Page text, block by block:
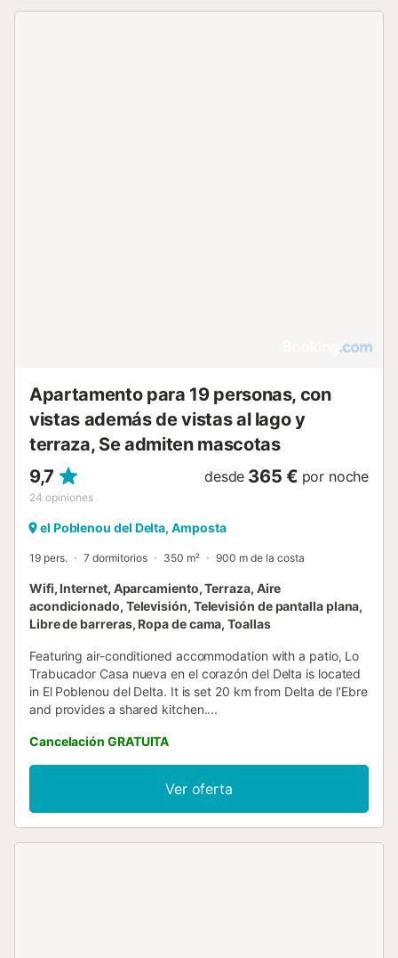
Apartamento para 19 personas, con
vistas además de vistas al lago y
terraza, Se admiten mascotas
9,7
24 opiniones
desde 365 € por noche
el Poblenou del Delta, Amposta
19 pers. 7 dormitorios 350 m² 900 m de la costa
Wifi, Internet, Aparcamiento, Terraza, Aire
acondicionado, Televisión, Televisión de pantalla plana,
Libre de barreras, Ropa de cama, Toallas
Featuring air-conditioned accommodation with a patio, Lo
Trabucador Casa nueva en el corazón del Delta is located
in El Poblenou del Delta. It is set 20 km from Delta de l'Ebre
and provides a shared kitchen....
Cancelación GRATUITA
Ver oferta